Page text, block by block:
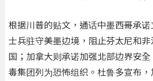
根据川普的贴文，通话中墨西哥承诺
士兵驻守美墨边境，阻止芬太尼和
国；加拿大则承诺加强北部边界安
毒集团列为恐怖组织。杜鲁多宣布